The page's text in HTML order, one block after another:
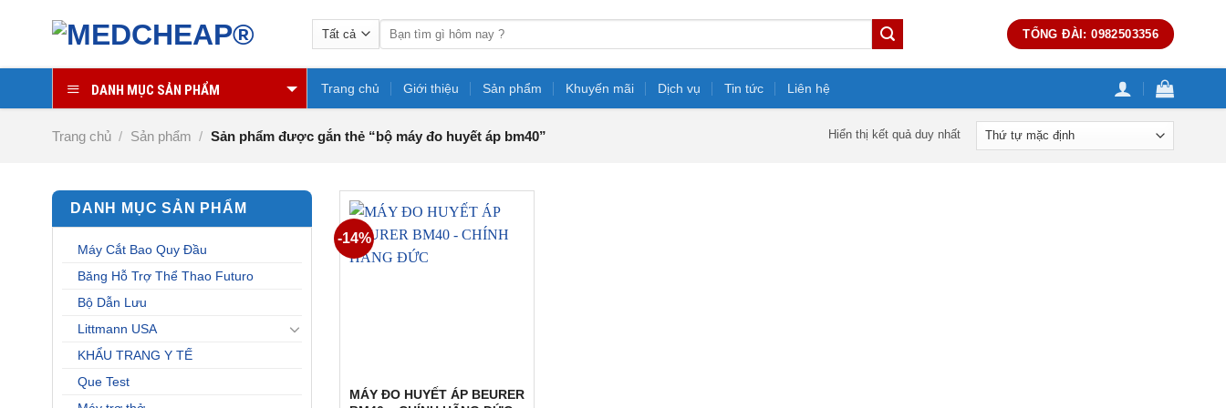
Tìm
kiếm:
TỔNG ĐÀI: 0982503356
DANH MỤC SẢN PHẨM Trang chủ Giới thiệu Sản phẩm Khuyến mãi Dịch vụ Tin tức Liên hệ
Trang chủ / Sản phẩm / Sản phẩm được gắn thẻ “bộ máy đo huyết áp bm40” Hiển thị kết quả duy nhất
DANH MỤC SẢN PHẨM
Máy Cắt Bao Quy Đầu
Băng Hỗ Trợ Thể Thao Futuro
Bộ Dẫn Lưu
Littmann USA
KHẨU TRANG Y TẾ
Que Test
-14%
MÁY ĐO HUYẾT ÁP BEURER